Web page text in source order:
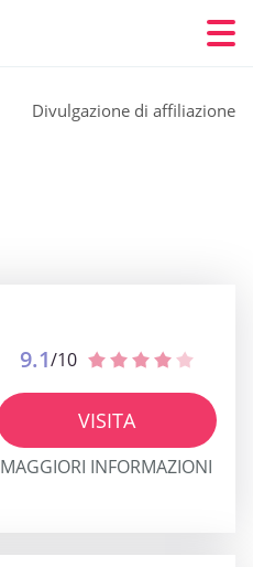
Divulgazione di affiliazione
9.1/10
VISITA
MAGGIORI INFORMAZIONI